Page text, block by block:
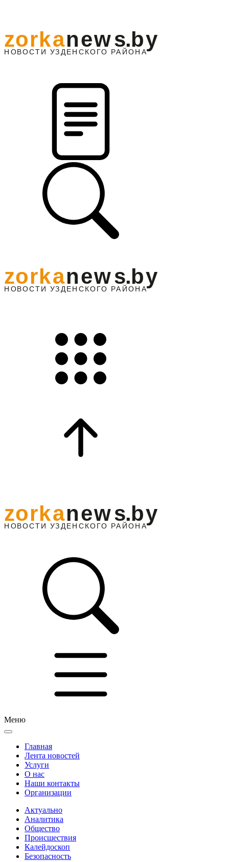
НО ВОСТИ УЗДЕНС КО ГО РАЙОНА
zorkanews.by
Меню
Главная
Лента новостей
Услуги
О нас
Наши контакты
Организации
Актуально
Аналитика
Общество
Происшествия
Калейдоскоп
Безопасность